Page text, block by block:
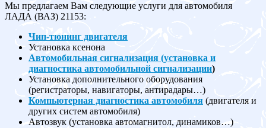
Мы предлагаем Вам следующие услуги для автомобиля
ЛАДА (ВАЗ) 21153:
Чип-тюнинг двигателя
Установка ксенона
Автомобильная сигнализация (установка и
диагностика автомобильной сигнализации)
Установка дополнительного оборудования
(регистраторы, навигаторы, антирадары…)
Компьютерная диагностика автомобиля (двигателя и
других систем автомобиля)
Автозвук (установка автомагнитол, динамиков…)